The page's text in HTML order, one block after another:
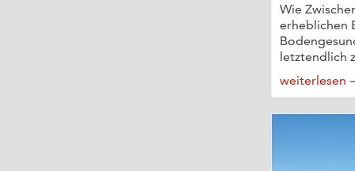
Wie
erheblichen
letztendlich
weiterlesen